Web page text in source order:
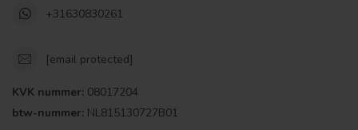
+31630830261
[email protected]
KVK nummer: 08017204
btw-nummer: NL815130727B01